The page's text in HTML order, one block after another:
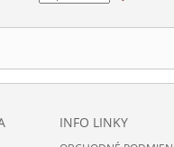
INFO LINKY